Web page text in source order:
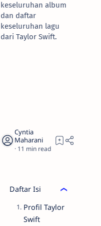
keseluruhan album
dan daftar
keseluruhan lagu
dari Taylor Swift.
11
Daftar Isi
Profil Taylor
Swift